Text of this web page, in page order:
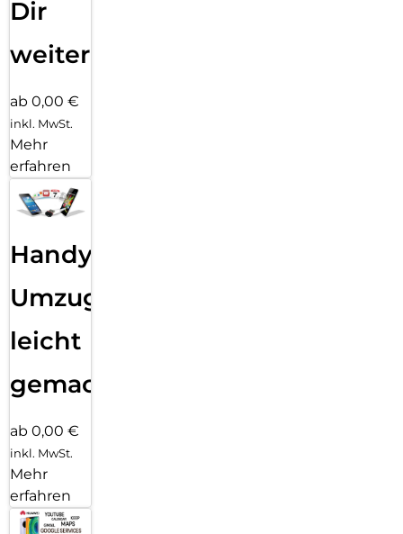
Dir
weiter
ab 0,00 €
inkl. MwSt.
Mehr
erfahren
Handy
Umzug
leicht
gemacht!
ab 0,00 €
inkl. MwSt.
Mehr
erfahren